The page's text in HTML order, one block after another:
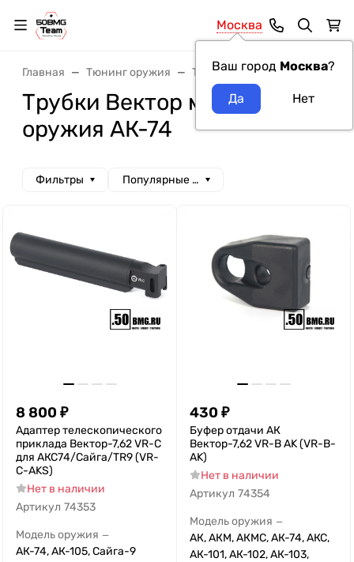
Москва
Ваш город Москва?
Главная Тюнинг оружия Трубки для прикладов
Трубки Вектор модель
оружия АК-74
Фильтры Популярные сначала
8 800 ₽
Адаптер телескопического
приклада Вектор-7,62 VR-С
для АКС74/Сайга/TR9 (VR-
C-AKS)
Нет в наличии
Артикул 74353
Модель оружия —
АК-74, АК-105, Сайга-9
430 ₽
Буфер отдачи АК
Вектор-7,62 VR-B AK (VR-B-
AK)
Нет в наличии
Артикул 74354
Модель оружия —
АК, АКМ, АКМС, АК-74, АКС,
АК-101, АК-102, АК-103,